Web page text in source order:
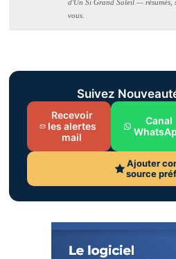
d'Un Si Grand Soleil — résumés,
vous.
Suivez
Recevoir
les alertes
mail
Canal
Ajouter
source